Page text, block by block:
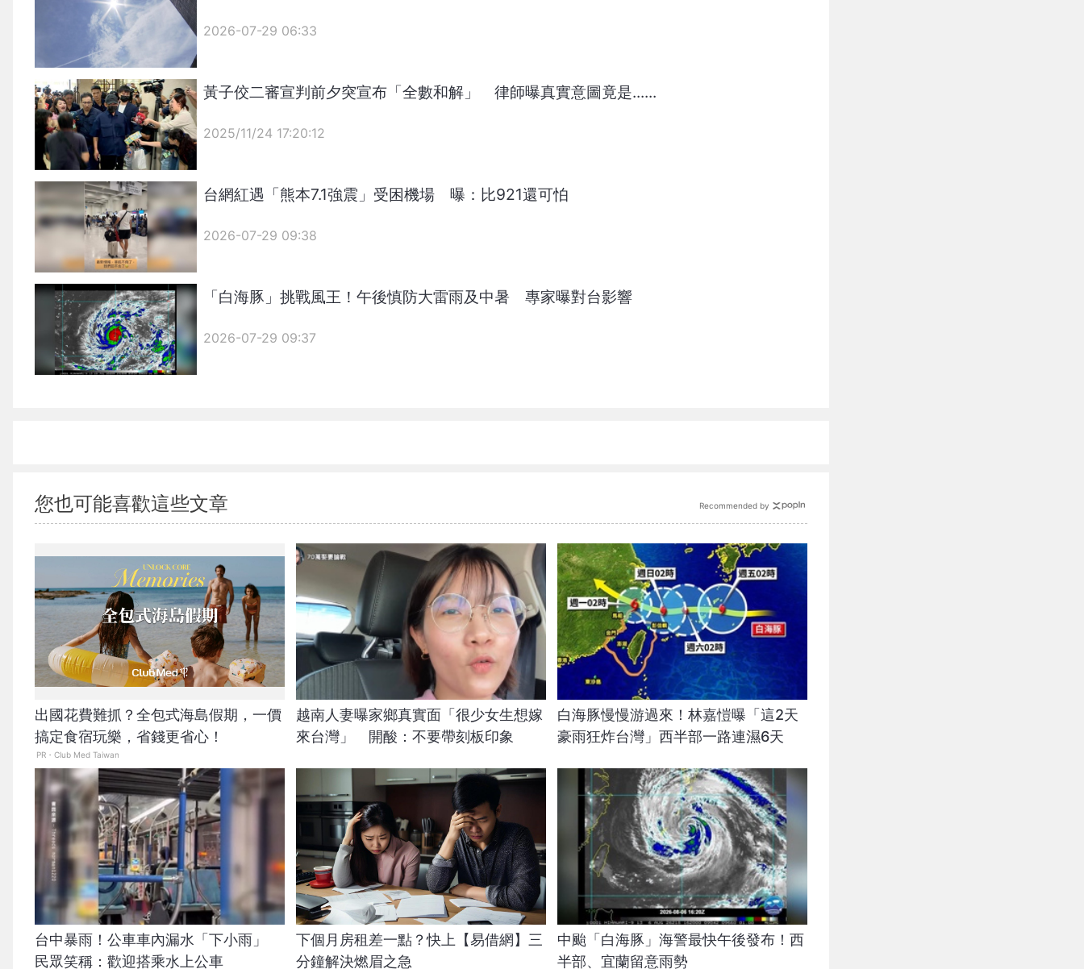
2026-07-29 06:33
{PLAYICON}
黃子佼二審宣判前夕突宣布「全數和解」 律師曝真實意圖竟是......
2025/11/24 17:20:12
台網紅遇「熊本7.1強震」受困機場 曝：比921還可怕
2026-07-29 09:38
「白海豚」挑戰風王！午後慎防大雷雨及中暑 專家曝對台影響
2026-07-29 09:37
您也可能喜歡這些文章
出國花費難抓？全包式海島假期，一價
搞定食宿玩樂，省錢更省心！
PR・Club Med Taiwan
越南人妻曝家鄉真實面「很少女生想嫁
來台灣」 開酸：不要帶刻板印象
白海豚慢慢游過來！林嘉愷曝「這2天
豪雨狂炸台灣」西半部一路連濕6天
台中暴雨！公車車內漏水「下小雨」
民眾笑稱：歡迎搭乘水上公車
下個月房租差一點？快上【易借網】三
分鐘解決燃眉之急
中颱「白海豚」海警最快午後發布！西
半部、宜蘭留意雨勢
Recommended by